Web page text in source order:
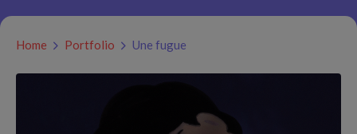
Home Portfolio Une fugue